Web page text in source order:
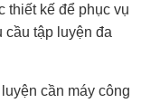
thiết kế để phục vụ
tập luyện đa
cần máy công